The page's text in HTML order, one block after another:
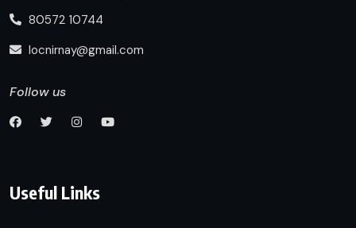
80572 10744
locnirnay@gmail.com
Follow us
Useful Links